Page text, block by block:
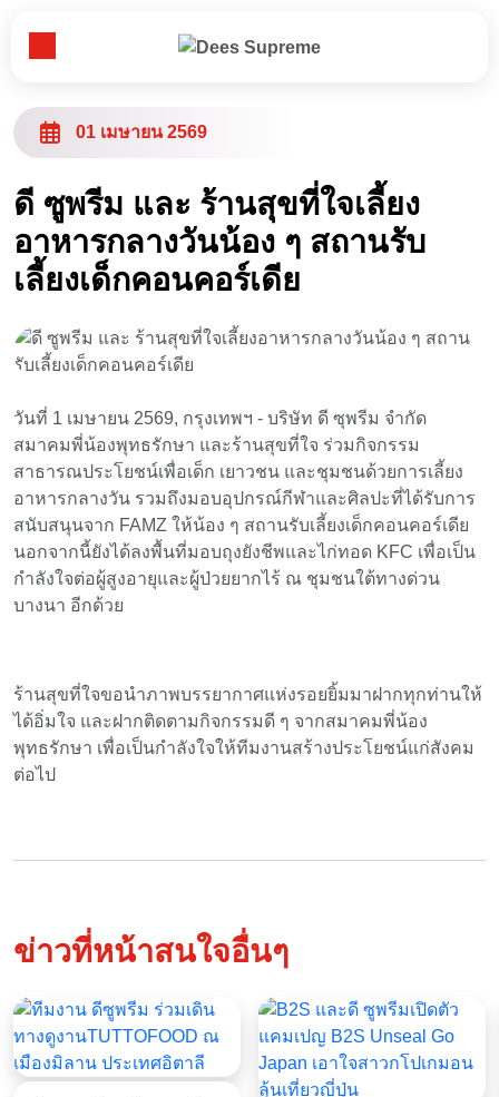
Toggle Menu
หน้าหลัก
เกี่ยวกับเรา
ธุรกิจของเรา
ข่าวสารข้อมูล
ติดต่อเรา
EN TH ZH
01 เมษายน 2569
ดี ซูพรีม และ ร้านสุขที่ใจเลี้ยง
อาหารกลางวันน้อง ๆ สถานรับ
เลี้ยงเด็กคอนคอร์เดีย
วันที่ 1 เมษายน 2569, กรุงเทพฯ - บริษัท ดี ซุพรีม จำกัด
สมาคมพี่น้องพุทธรักษา และร้านสุขที่ใจ ร่วมกิจกรรม
สาธารณประโยชน์เพื่อเด็ก เยาวชน และชุมชนด้วยการเลี้ยง
อาหารกลางวัน รวมถึงมอบอุปกรณ์กีฬาและศิลปะที่ได้รับการ
สนับสนุนจาก FAMZ ให้น้อง ๆ สถานรับเลี้ยงเด็กคอนคอร์เดีย
นอกจากนี้ยังได้ลงพื้นที่มอบถุงยังชีพและไก่ทอด KFC เพื่อเป็น
กำลังใจต่อผู้สูงอายุและผู้ป่วยยากไร้ ณ ชุมชนใต้ทางด่วน
บางนา อีกด้วย
ร้านสุขที่ใจขอนำภาพบรรยากาศแห่งรอยยิ้มมาฝากทุกท่านให้
ได้อิ่มใจ และฝากติดตามกิจกรรมดี ๆ จากสมาคมพี่น้อง
พุทธรักษา เพื่อเป็นกำลังใจให้ทีมงานสร้างประโยชน์แก่สังคม
ต่อไป
ข่าวที่หน้าสนใจอื่นๆ